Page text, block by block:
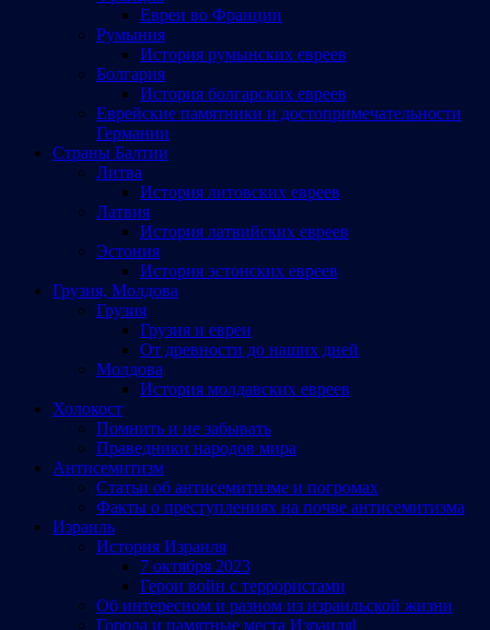
Евреи во Франции
Румыния
История румынских евреев
Болгария
История болгарских евреев
Еврейские памятники и достопримечательности
Германии
Страны Балтии
Литва
История литовских евреев
Латвия
История латвийских евреев
Эстония
История эстонских евреев
Грузия, Молдова
Грузия
Грузия и евреи
От древности до наших дней
Молдова
История молдавских евреев
Холокост
Помнить и не забывать
Праведники народов мира
Антисемитизм
Статьи об антисемитизме и погромах
Факты о преступлениях на почве антисемитизма
Израиль
История Израиля
7 октября 2023
Герои войн с террористами
Об интересном и разном из израильской жизни
Города и памятные места Израиляl